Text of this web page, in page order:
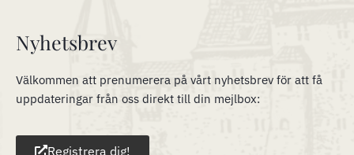
Nyhetsbrev
Välkommen att prenumerera på vårt nyhetsbrev för att få
uppdateringar från oss direkt till din mejlbox:
Registrera dig!